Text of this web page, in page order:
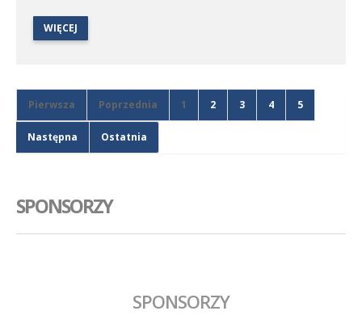
Oleksii Steblin oraz Mikołaj Szymański.
WIĘCEJ
Pierwsza Poprzednia 1 2 3 4 5
Następna Ostatnia
SPONSORZY
SPONSORZY